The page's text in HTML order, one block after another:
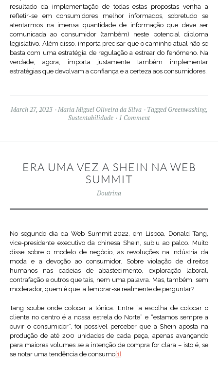
resultado da implementação de todas estas propostas venha a
refletir-se em consumidores melhor informados, sobretudo se
atentarmos na imensa quantidade de informação que deve ser
comunicada ao consumidor (também) neste potencial diploma
legislativo. Além disso, importa precisar que o caminho atual não se
basta com uma estratégia de regulação a estrear do fenómeno. Na
verdade, agora, importa justamente também implementar
estratégias que devolvam a confiança e a certeza aos consumidores.
March 27, 2023 Maria Miguel Oliveira da Silva Tagged Greenwashing,
Sustentabilidade
1 Comment
ERA UMA VEZ A SHEIN NA WEB
SUMMIT
Doutrina
No segundo dia da Web Summit 2022, em Lisboa, Donald Tang,
vice-presidente executivo da chinesa Shein, subiu ao palco. Muito
disse sobre o modelo de negócio, as revoluções na indústria da
moda e a devoção ao consumidor. Sobre violação de direitos
humanos nas cadeias de abastecimento, exploração laboral,
contrafação e outros que tais, nem uma palavra. Mas, também, sem
moderador, quem é que ia lembrar-se realmente de perguntar?
Tang soube onde colocar a tónica. Entre “a escolha de colocar o
cliente no centro é a nossa estrela do Norte” e “estamos sempre a
ouvir o consumidor”, foi possível perceber que a Shein aposta na
produção de até 200 unidades de cada peça, apenas avançando
para maiores volumes se a intenção de compra for clara – isto é, se
se notar uma tendência de consumo[1] .